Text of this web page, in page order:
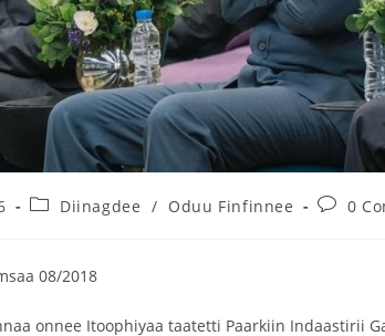
Diinagdee / Oduu Finfinnee 0
08/2018
onnee Itoophiyaa taatetti Paarkiin Indaastirii